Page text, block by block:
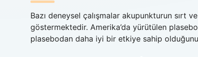
Bazı deneysel çalışmalar akupunkturun sırt
göstermektedir. Amerika’da yürütülen
plasebodan daha iyi bir etkiye sahip